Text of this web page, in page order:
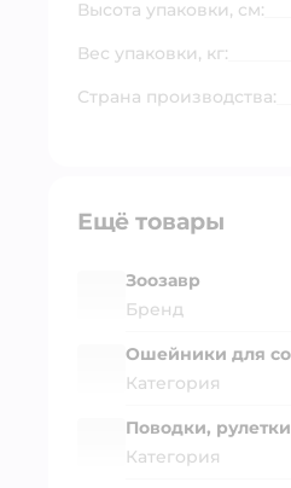
Высота упаковки, см:
Вес упаковки, кг:
Страна производства:
Ещё товары
Зоозавр
Бренд
Ошейники для
Категория
Поводки,
Категория